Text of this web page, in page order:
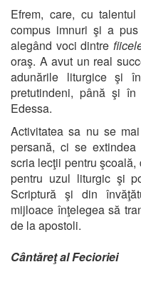
Efrem, care, cu
compus imnuri şi a
alegând voci dintre
oraş. A avut un real
adunările liturgice şi
pretutindeni, până şi
Edessa.
Activitatea sa nu se
persană, ci se
scria lecţii pentru
pentru uzul liturgic şi
Scriptură şi din
mijloace înţelegea să
de la apostoli.
Cântăreţ al Fecioriei